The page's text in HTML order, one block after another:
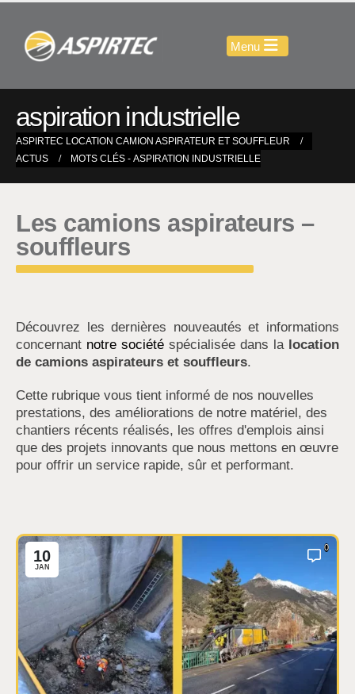
aspiration industrielle
ASPIRTEC LOCATION CAMION ASPIRATEUR ET SOUFFLEUR
ACTUS
MOTS CLÉS - ASPIRATION INDUSTRIELLE
Les camions aspirateurs –
souffleurs
Découvrez les dernières nouveautés et informations
concernant notre société spécialisée dans la location
de camions aspirateurs et souffleurs.
Cette rubrique vous tient informé de nos nouvelles
prestations, des améliorations de notre matériel, des
chantiers récents réalisés, les offres d'emplois ainsi
que des projets innovants que nous mettons en œuvre
pour offrir un service rapide, sûr et performant.
10
JAN
0